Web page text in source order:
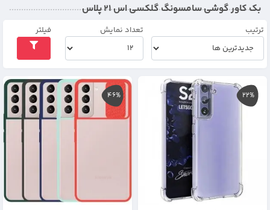
بک کاور گوشی سامسونگ گلکسی اس 21 پلاس
ترتیب تعداد نمایش فیلتر
22%
46%